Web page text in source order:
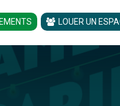
LOUER UN